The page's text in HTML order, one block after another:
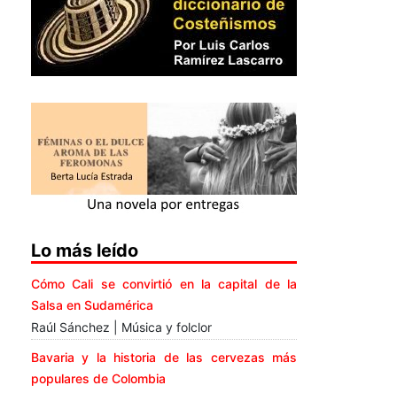
Lo más leído
Cómo Cali se convirtió en la capital de la
Salsa en Sudamérica
Raúl Sánchez | Música y folclor
Bavaria y la historia de las cervezas más
populares de Colombia